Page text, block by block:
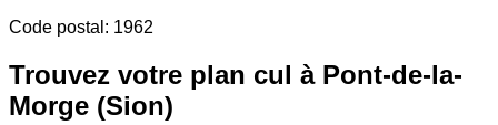
Code postal : 1962
Trouvez votre plan cul à Pont-de-la-
Morge (Sion)